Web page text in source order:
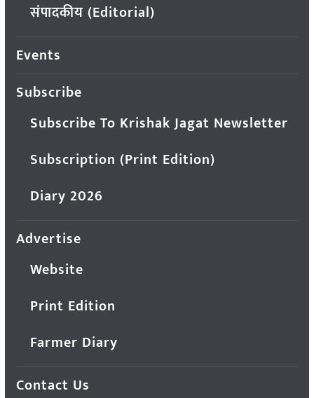
संपादकीय (Editorial)
Events
Subscribe
Subscribe To Krishak Jagat Newsletter
Subscription (Print Edition)
Diary 2026
Advertise
Website
Print Edition
Farmer Diary
Contact Us